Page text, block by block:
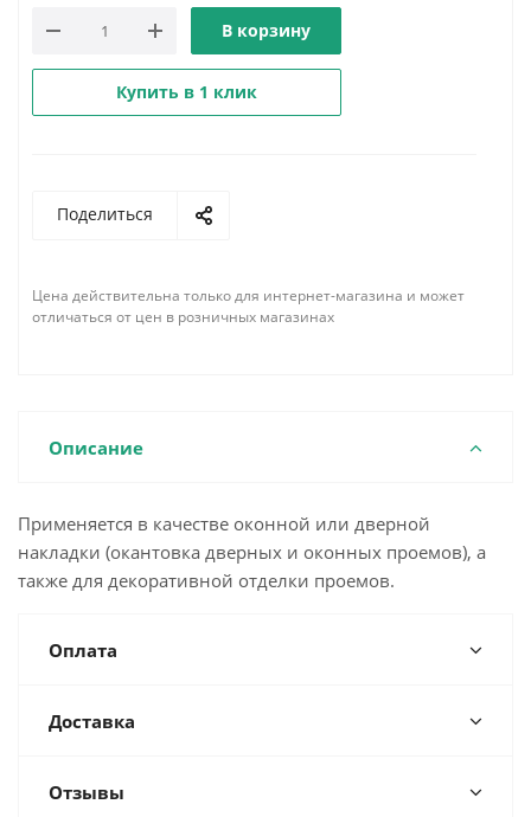
В корзину
Купить в 1 клик
Поделиться
Цена действительна только для интернет-магазина и может
отличаться от цен в розничных магазинах
Описание
Применяется в качестве оконной или дверной
накладки (окантовка дверных и оконных проемов), а
также для декоративной отделки проемов.
Оплата
Доставка
Отзывы